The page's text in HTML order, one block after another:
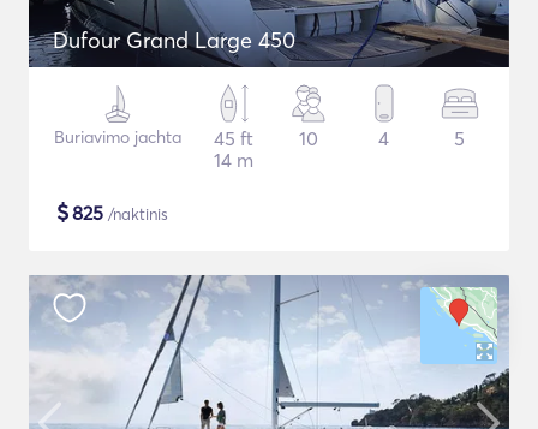
Dufour Grand Large 450
Buriavimo jachta
45 ft
14 m
10 4 5
$825 /naktinis